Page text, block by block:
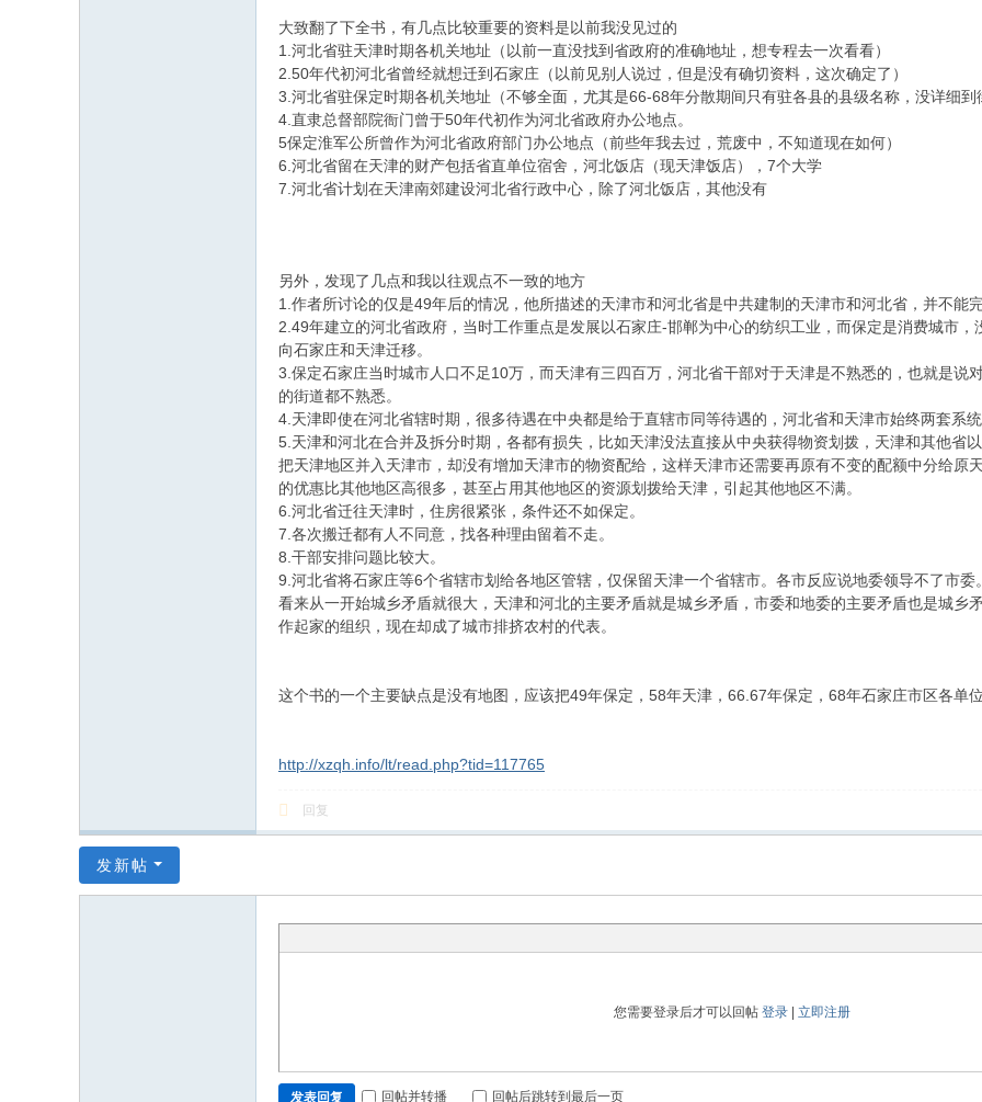
大致翻了下全书，有几点比较重要的资料是以前我没见过的
1.河北省驻天津时期各机关地址（以前一直没找到省政府的准确地址，想专程去一次看看）
2.50年代初河北省曾经就想迁到石家庄（以前见别人说过，但是没有确切资料，这次确定了）
3.河北省驻保定时期各机关地址（不够全面，尤其是66-68年分散期间只有驻各县的县级名称，没详细到
4.直隶总督部院衙门曾于50年代初作为河北省政府办公地点。
5保定淮军公所曾作为河北省政府部门办公地点（前些年我去过，荒废中，不知道现在如何）
6.河北省留在天津的财产包括省直单位宿舍，河北饭店（现天津饭店），7个大学
7.河北省计划在天津南郊建设河北省行政中心，除了河北饭店，其他没有
另外，发现了几点和我以往观点不一致的地方
1.作者所讨论的仅是49年后的情况，他所描述的天津市和河北省是中共建制的天津市和河北省，并不能
2.49年建立的河北省政府，当时工作重点是发展以石家庄-邯郸为中心的纺织工业，而保定是消费城市
向石家庄和天津迁移。
3.保定石家庄当时城市人口不足10万，而天津有三四百万，河北省干部对于天津是不熟悉的，也就是说
的街道都不熟悉。
4.天津即使在河北省辖时期，很多待遇在中央都是给于直辖市同等待遇的，河北省和天津市始终两套系统
5.天津和河北在合并及拆分时期，各都有损失，比如天津没法直接从中央获得物资划拨，天津和其他省
把天津地区并入天津市，却没有增加天津市的物资配给，这样天津市还需要再原有不变的配额中分给原
的优惠比其他地区高很多，甚至占用其他地区的资源划拨给天津，引起其他地区不满。
6.河北省迁往天津时，住房很紧张，条件还不如保定。
7.各次搬迁都有人不同意，找各种理由留着不走。
8.干部安排问题比较大。
9.河北省将石家庄等6个省辖市划给各地区管辖，仅保留天津一个省辖市。各市反应说地委领导不了市委。
看来从一开始城乡矛盾就很大，天津和河北的主要矛盾就是城乡矛盾，市委和地委的主要矛盾也是城乡
作起家的组织，现在却成了城市排挤农村的代表。
这个书的一个主要缺点是没有地图，应该把49年保定，58年天津，66.67年保定，68年石家庄市区各单
http://xzqh.info/lt/read.php?tid=117765
回复
发新帖
您需要登录后才可以回帖 登录| 立即注册
发表回复 回帖并转播 回帖后跳转到最后一页